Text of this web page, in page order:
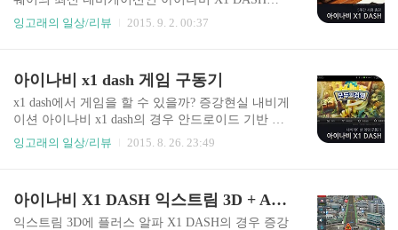
조금 남습니다. 물론 사람마다 차이가 있겠지만 일
반 사무용으로 쓰기에는 무리가 없어보입니다. 대
감이 미묘한 차이가 느껴집니다. 트랙패드 사이즈
가 넓고 ..
주간 사용해 보았습니다. 이 제품의 가장 큰 특징은
해주기 때문에 좀 더 직관적이라 할 수 있습니다.
처음 접해보는 증강현실 내비게이션이라 그런지
어색한 부분도 있고 나름 편리하다고 생각한 부분
도 있네요. 그 동안의 써본 소감과 장단점 몇가지
정리해볼까 합니다. 거치형이지만 만만찮은 내비
의 경우 AR 카메라 입력까지 함께 설치한다면 전
문 장착점에서 달아야 할 ..
잉고래의 일상/리뷰 2015. 9. 2. 00:37
아이나비 x1 dash 게임 구동기
x1 dash에서 게임을 할 수 있을까? 증강현실 내비게
이션 아이나비 x1 dash의 경우 안드로이드 기반 시
스템이다. 이는 입맛에 맞는 앱을 마켓에서 다운로
있다. 전혀 실행 안 될것 같은게 동작하기도 하고
문제 없을 것 같은 앱이 이상한 곳에서 막히는 경우
잉고래의 일상/리뷰 2015. 8. 26. 23:49
아이나비 X1 DASH 익스트림 3D + ADAS 사용후기
익스트림 3D에 플러스 알파 X1 DASH의 경우 증강